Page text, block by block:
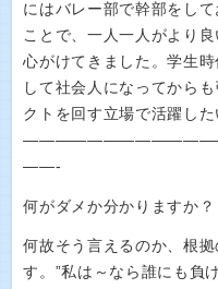
にはバレー部で幹部をし
ことで、一人一人がより
心がけてきました。学生
して社会人になってから
クトを回す立場で活躍した
——-
何がダメか分かりますか？
何故そう言えるのか、根
す。”私は～なら誰にも負